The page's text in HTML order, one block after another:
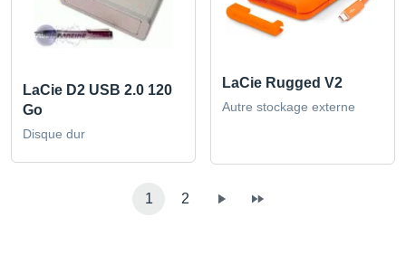
LaCie D2 USB 2.0 120
Go
Disque dur
LaCie Rugged V2
Autre stockage externe
1 2